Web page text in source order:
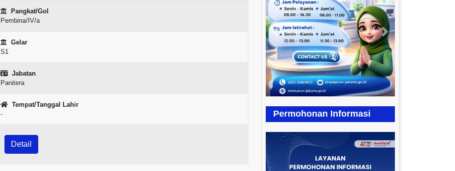
Pangkat/Gol
Pembina/IV/a
Gelar
S1
Jabatan
Panitera
Tempat/Tanggal Lahir
-
Detail
Previous Next
Permohonan Informasi